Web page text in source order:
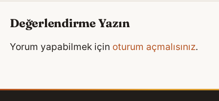
Değerlendirme Yazın
Yorum yapabilmek için oturum açmalısınız.